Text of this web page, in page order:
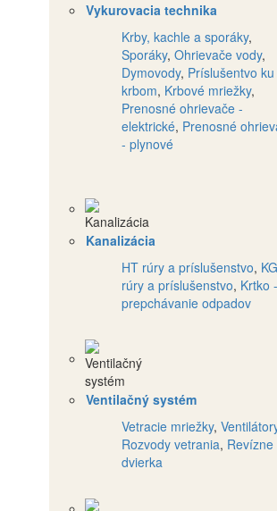
Vykurovacia technika
Krby, kachle a sporáky,
Sporáky, Ohrievače vody,
Dymovody, Príslušentvo ku
krbom, Krbové mriežky,
Prenosné ohrievače -
elektrické, Prenosné
- plynové
Kanalizácia
HT rúry a príslušenstvo, KG
rúry a príslušenstvo, Krtko -
prepchávanie odpadov
Ventilačný systém
Vetracie mriežky,
Rozvody vetrania, Revízne
dvierka